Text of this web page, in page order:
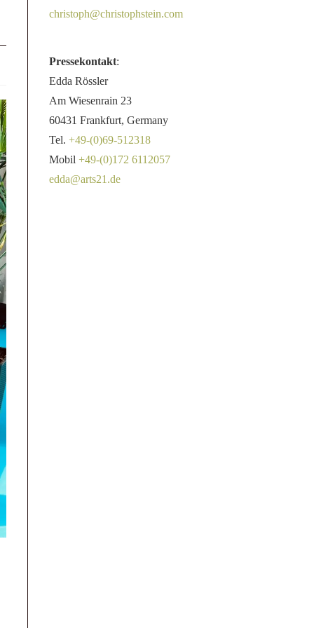
christoph@christophstein.com
Pressekontakt:
Edda Rössler
Am Wiesenrain 23
60431 Frankfurt, Germany
Tel. +49-(0)69-512318
Mobil +49-(0)172 6112057
edda@arts21.de